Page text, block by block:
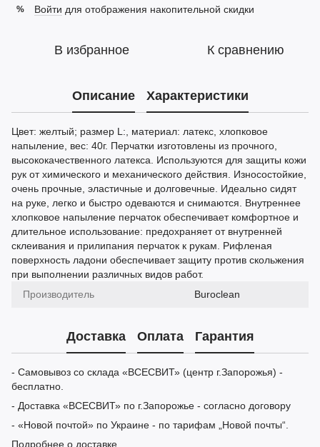
% Войти для отображения накопительной скидки
В избранное К сравнению
Описание Характеристики
Цвет: желтый; размер L:, материал: латекс, хлопковое
напыление, вес: 40г. Перчатки изготовлены из прочного,
высококачественного латекса. Используются для защиты кожи
рук от химического и механического действия. Износостойкие,
очень прочные, эластичные и долговечные. Идеально сидят
на руке, легко и быстро одеваются и снимаются. Внутреннее
хлопковое напыление перчаток обеспечивает комфортное и
длительное использование: предохраняет от внутренней
склеивания и прилипания перчаток к рукам. Рифленая
поверхность ладони обеспечивает защиту против скольжения
при выполнении различных видов работ.
Производитель
Buroclean
Доставка Оплата Гарантия
- Самовывоз со склада «ВСЕСВИТ» (центр г.Запорожья) -
бесплатно.
- Доставка «ВСЕСВИТ» по г.Запорожье - согласно договору
- «Новой почтой» по Украине - по тарифам „Новой почты“.
Подробнее о доставке